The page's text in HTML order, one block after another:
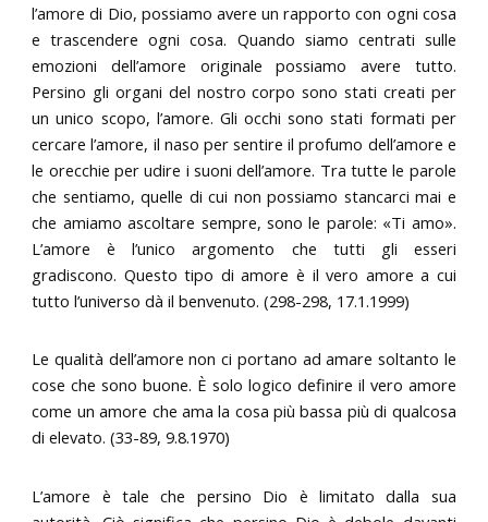
l’amore di Dio, possiamo avere un rapporto con ogni cosa
e trascendere ogni cosa. Quando siamo centrati sulle
emozioni dell’amore originale possiamo avere tutto.
Persino gli organi del nostro corpo sono stati creati per
un unico scopo, l’amore. Gli occhi sono stati formati per
cercare l’amore, il naso per sentire il profumo dell’amore e
le orecchie per udire i suoni dell’amore. Tra tutte le parole
che sentiamo, quelle di cui non possiamo stancarci mai e
che amiamo ascoltare sempre, sono le parole: «Ti amo».
L’amore è l’unico argomento che tutti gli esseri
gradiscono. Questo tipo di amore è il vero amore a cui
tutto l’universo dà il benvenuto. (298-298, 17.1.1999)
Le qualità dell’amore non ci portano ad amare soltanto le
cose che sono buone. È solo logico definire il vero amore
come un amore che ama la cosa più bassa più di qualcosa
di elevato. (33-89, 9.8.1970)
L’amore è tale che persino Dio è limitato dalla sua